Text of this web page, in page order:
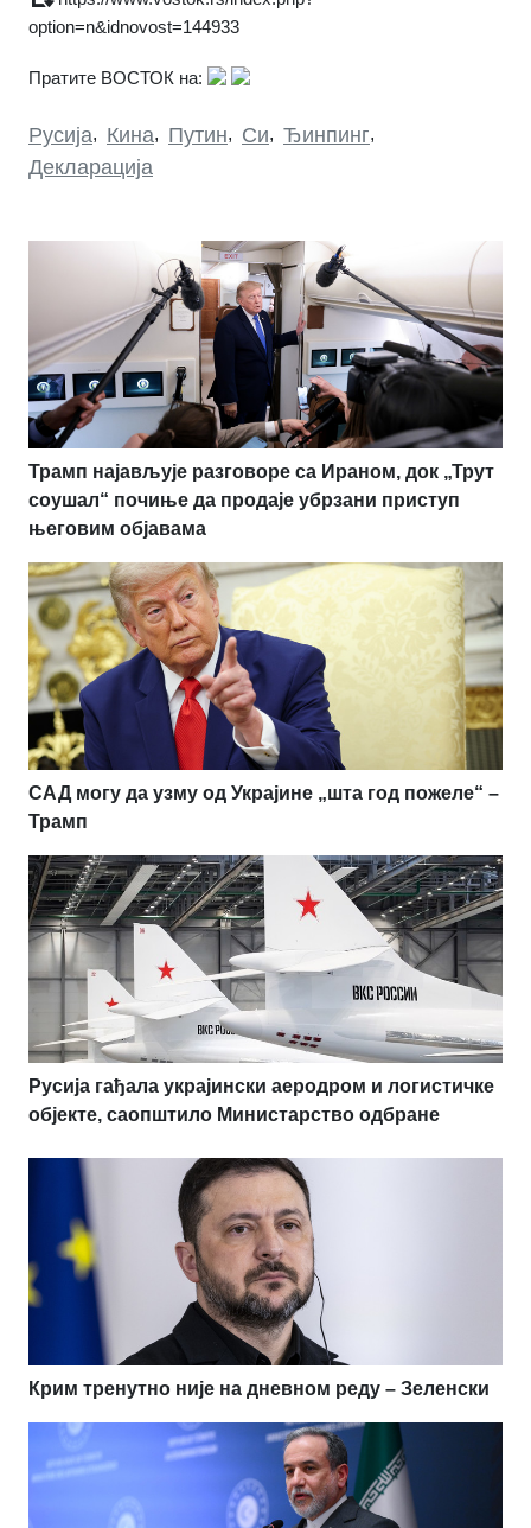
option=n&idnovost=144933
Пратите ВОСТОК на:
Русија, Кина, Путин, Си, Ђинпинг,
Декларација
Трамп најављује разговоре са Ираном, док „Трут
соушал“ почиње да продаје убрзани приступ
његовим објавама
САД могу да узму од Украјине „шта год пожеле“ –
Трамп
Русија гађала украјински аеродром и логистичке
објекте, саопштило Министарство одбране
Крим тренутно није на дневном реду – Зеленски